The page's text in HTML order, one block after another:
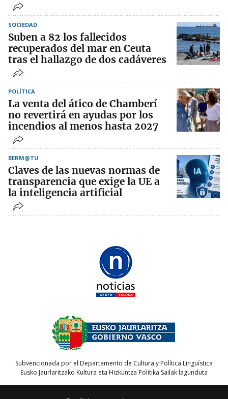
SOCIEDAD
Suben a 82 los fallecidos
recuperados del mar en Ceuta
tras el hallazgo de dos cadáveres
POLÍTICA
La venta del ático de Chamberí
no revertirá en ayudas por los
incendios al menos hasta 2027
BERM@TU
Claves de las nuevas normas de
transparencia que exige la UE a
la inteligencia artificial
Subvencionada por el Departamento de Cultura y Política Lingüística
Eusko Jaurlaritzako Kultura eta Hizkuntza Politika Sailak lagunduta